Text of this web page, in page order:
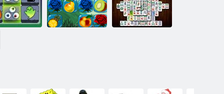
savienojiet
dzīvniekus
Augļu spēles Mahjong Firefly